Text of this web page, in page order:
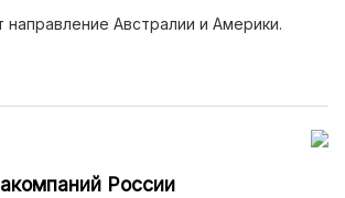
крупных компаний в России.
направление Австралии и Америки.
России